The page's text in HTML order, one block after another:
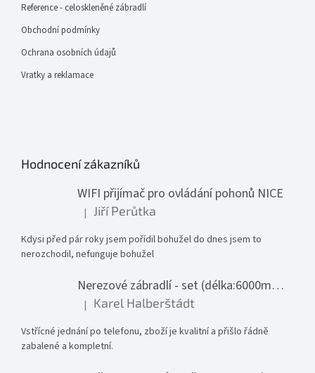
Reference - celoskleněné zábradlí
Obchodní podmínky
Ochrana osobních údajů
Vratky a reklamace
Hodnocení zákazníků
WIFI přijímač pro ovládání pohonů NICE
Hodnocení produktu je 1 z 5 hvězdiček.
| Jiří Perůtka
Kdysi před pár roky jsem pořídil bohužel do dnes jsem to
nerozchodil, nefunguje bohužel
Nerezové zábradlí - set (délka:6000mm x výška:1000mm)
Hodnocení produktu je 5 z 5 hvězdiček.
| Karel Halberštádt
Vstřícné jednání po telefonu, zboží je kvalitní a přišlo řádně
zabalené a kompletní.